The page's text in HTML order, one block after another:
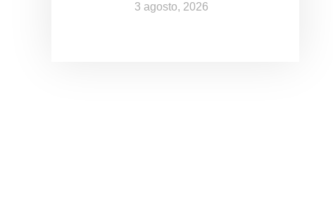
3 agosto, 2026